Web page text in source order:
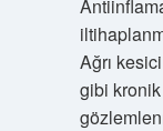
Ağrı
gibi